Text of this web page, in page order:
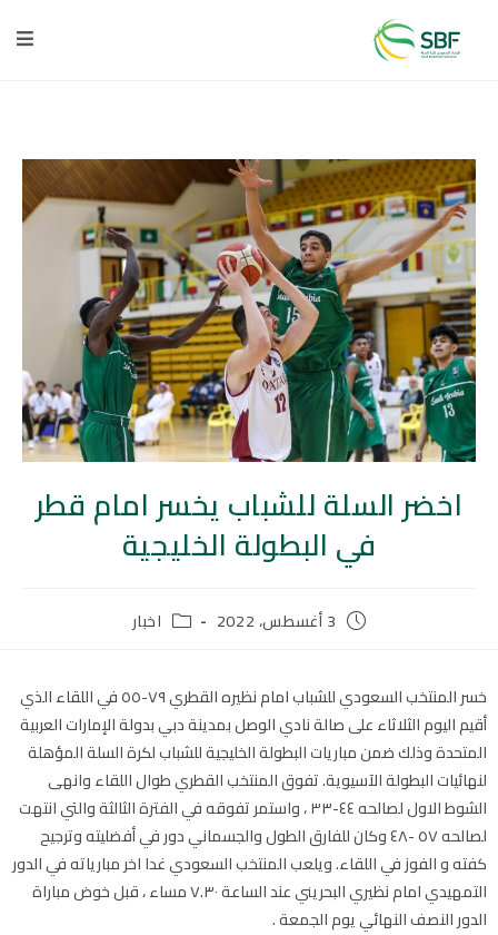
اخضر السلة للشباب يخسر امام قطر
في البطولة الخليجية
3 أغسطس، 2022 اخبار
خسر المنتخب السعودي للشباب امام نظيره القطري ٧٩-٥٥ في اللقاء الذي
أقيم اليوم الثلاثاء على صالة نادي الوصل بمدينة دبي بدولة الإمارات العربية
المتحدة وذلك ضمن مباريات البطولة الخليجية للشباب لكرة السلة المؤهلة
لنهائيات البطولة الآسيوية. تفوق المنتخب القطري طوال اللقاء وانهى
الشوط الاول لصالحه ٤٤-٣٣ ، واستمر تفوقه في الفترة الثالثة والتي انتهت
لصالحه ٥٧ -٤٨ وكان للفارق الطول والجسماني دور في أفضليته وترجيح
كفته و الفوز في اللقاء. ويلعب المنتخب السعودي غدا اخر مبارياته في الدور
التمهيدي امام نظيري البحريني عند الساعة ٧.٣٠ مساء ، قبل خوض مباراة
الدور النصف النهائي يوم الجمعة .